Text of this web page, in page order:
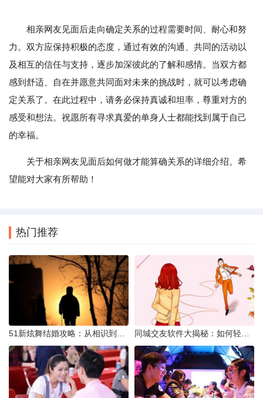
相亲网友见面后走向确定关系的过程需要时间、耐心和努
力。双方应保持积极的态度，通过有效的沟通、共同的活动以
及相互的信任与支持，逐步加深彼此的了解和感情。当双方都
感到舒适、自在并愿意共同面对未来的挑战时，就可以考虑确
定关系了。在此过程中，请务必保持真诚和坦率，尊重对方的
感受和想法。祝愿所有寻求真爱的单身人士都能找到属于自己
的幸福。
关于相亲网友见面后如何做才能算确关系的详细介绍。希
望能对大家有所帮助！
热门推荐